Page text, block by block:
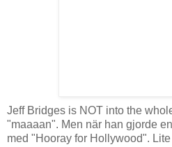
Jeff Bridges is NOT into the
"maaaan". Men när han gjorde
med "Hooray for Hollywood".